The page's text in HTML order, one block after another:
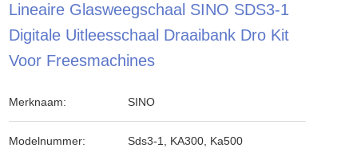
Lineaire Glasweegschaal SINO SDS3-1
Digitale Uitleesschaal Draaibank Dro Kit
Voor Freesmachines
Merknaam: SINO
Modelnummer: Sds3-1, KA300, Ka500